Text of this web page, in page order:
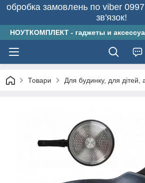
обробка замовлень по viber
зв'язок!
НОУТКОМПЛЕКТ - гаджеты и
Товари Для будинку, для дітей,